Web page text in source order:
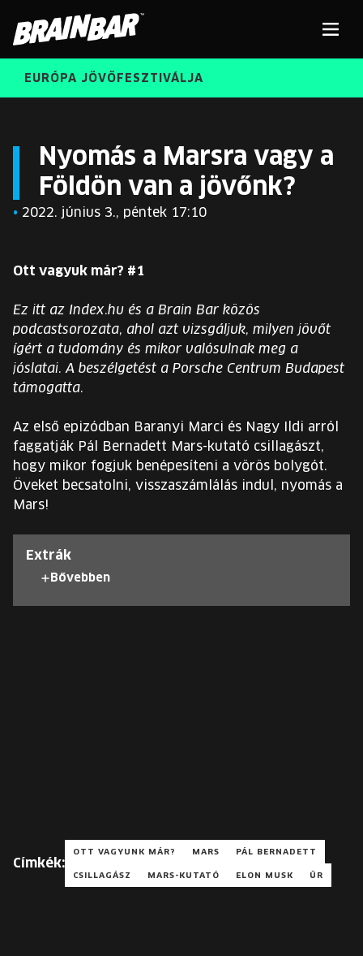
Bar
BRAIN BAR™ TRIBE
EURÓPA JÖVŐFESZTIVÁLJA
INGYENES DIÁK- ÉS TANÁRREGISZTRÁCIÓ
JEGYEK
KOSÁR
Change
EURÓPA JÖVŐFESZTIVÁLJA
INGYENES DIÁK- ÉS TANÁRREGISZTRÁCIÓ
JEGYEK
Nyomás a Marsra vagy a
Földön van a jövőnk?
• 2022. június 3., péntek 17:10
Ott vagyuk már? #1
Ez itt az Index.hu és a Brain Bar közös
podcastsorozata, ahol azt vizsgáljuk, milyen jövőt
ígért a tudomány és mikor valósulnak meg a
jóslatai. A beszélgetést a Porsche Centrum Budapest
támogatta.
Az első epizódban Baranyi Marci és Nagy Ildi arról
faggatják Pál Bernadett Mars-kutató csillagászt,
hogy mikor fogjuk benépesíteni a vörös bolygót.
Öveket becsatolni, visszaszámlálás indul, nyomás a
Mars!
Extrák
Bővebben
Címkék:
OTT VAGYUNK MÁR? MARS PÁL BERNADETT
CSILLAGÁSZ MARS-KUTATÓ ELON MUSK ŰR